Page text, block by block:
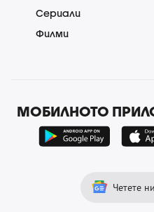
Сериали
Филми
МОБИЛНОТО
Четете